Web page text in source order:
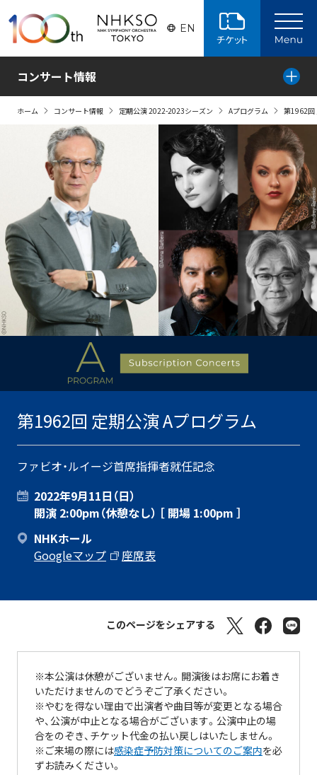
EN
コンサート情報
ホーム コンサート情報 定期公演 2022-2023シーズン Aプログラム 第1962回
第1962回 定期公演 Aプログラム
ファビオ・ルイージ首席指揮者就任記念
2022年9月11日（日）
開演 2:00pm（休憩なし） ［ 開場 1:00pm ］
NHKホール
Googleマップ
座席表
このページをシェアする
※本公演は休憩がございません。開演後はお席にお着き
いただけませんのでどうぞご了承ください。
※やむを得ない理由で出演者や曲目等が変更となる場合
や、公演が中止となる場合がございます。公演中止の場
合をのぞき、チケット代金の払い戻しはいたしません。
※ご来場の際には感染症予防対策についてのご案内を必
ずお読みください。